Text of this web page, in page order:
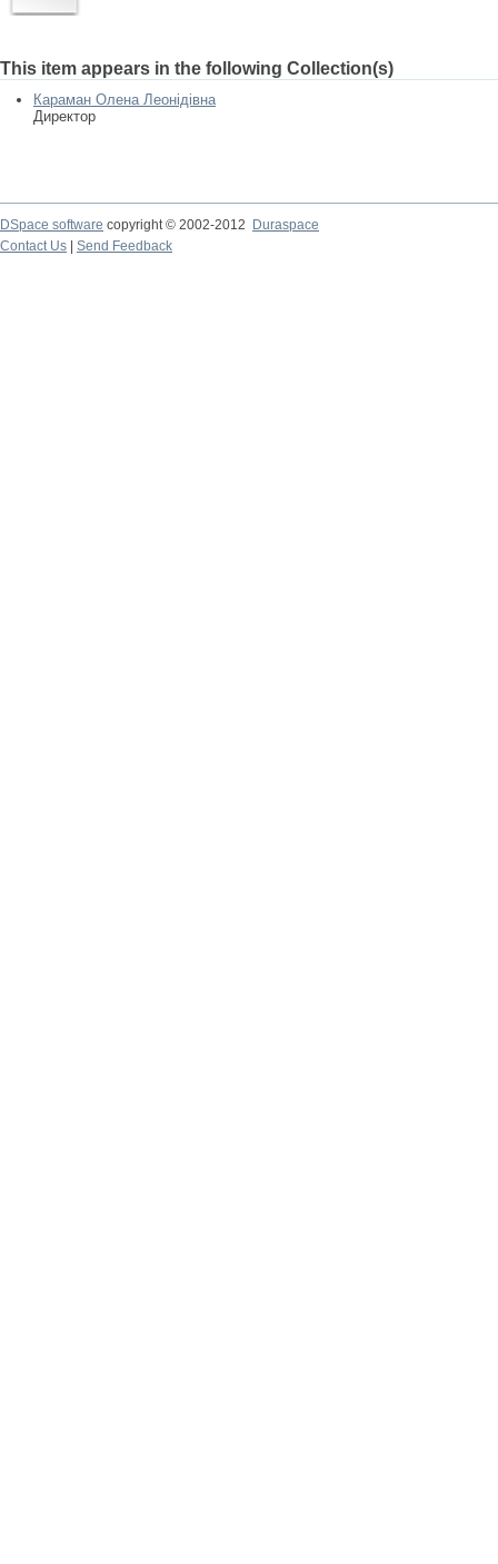
This item appears in the following Collection(s)
Караман Олена Леонідівна
Директор
DSpace software copyright © 2002-2012
Duraspace
Contact Us
Send Feedback